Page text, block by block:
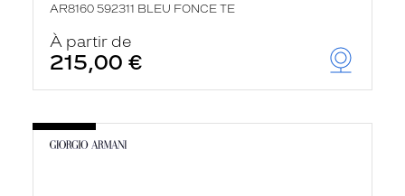
AR8160 592311 BLEU FONCE TE
À partir de
215,00 €